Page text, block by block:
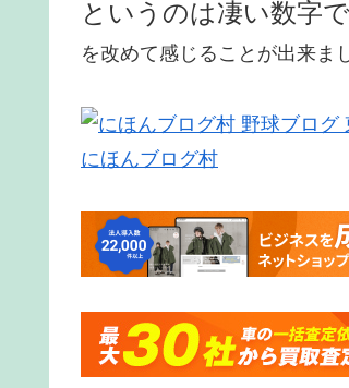
というのは凄い数字で
を改めて感じることが出来ま
にほんブログ村